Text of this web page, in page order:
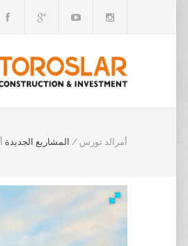
المشاريع الجديدة / أمرالد تورس